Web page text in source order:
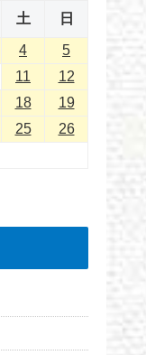
土 日
4
5
11
12
18
19
25
26